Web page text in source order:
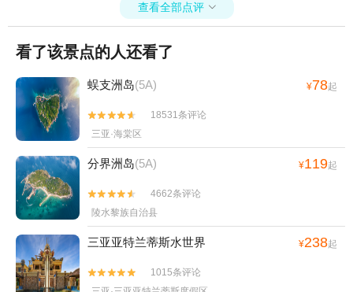
查看全部点评 
看了该景点的人还看了
蜈支洲岛(5A) ¥78起


18531条评论
三亚·海棠区
分界洲岛(5A) ¥119起


4662条评论
陵水黎族自治县
三亚亚特兰蒂斯水世界 ¥238起


1015条评论